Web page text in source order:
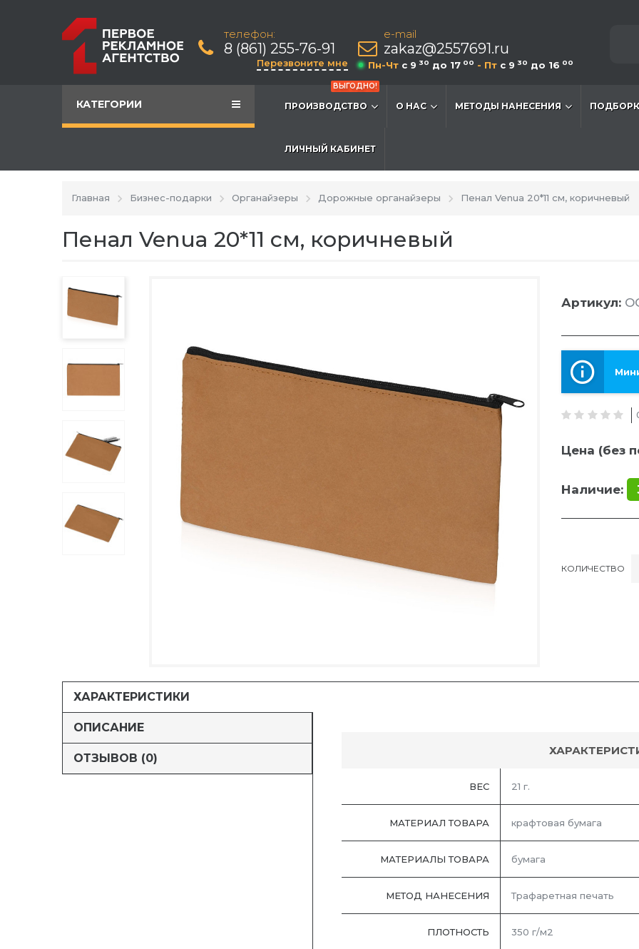
телефон:
8 (861) 255-76-91
Перезвоните мне
e-mail
zakaz@2557691.ru
Пн-Чт c 9 30 до 17 00 - Пт c 9 30 до 16 00
КАТЕГОРИИ
ВЫГОДНО!
ПРОИЗВОДСТВО О НАС МЕТОДЫ НАНЕСЕНИЯ
ЛИЧНЫЙ КАБИНЕТ
Главная Бизнес-подарки Органайзеры Дорожные органайзеры Пенал Venua 20*11 см, коричневый
Пенал Venua 20*11 см, коричневый
Артикул:
Цена (без
Наличие:
КОЛИЧЕСТВО
ХАРАКТЕРИСТИКИ
ОПИСАНИЕ
ОТЗЫВОВ (0)
ВЕС 21 г.
МАТЕРИАЛ ТОВАРА крафтовая бумага
МАТЕРИАЛЫ ТОВАРА бумага
МЕТОД НАНЕСЕНИЯ Трафаретная печать
ПЛОТНОСТЬ 350 г/м2